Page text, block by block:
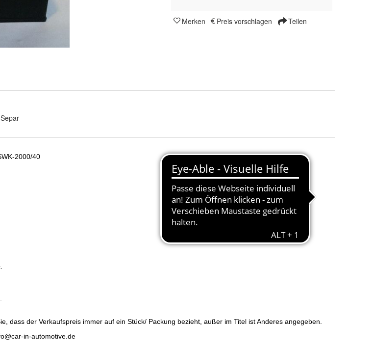
Merken Preis vorschlagen Teilen
Separ